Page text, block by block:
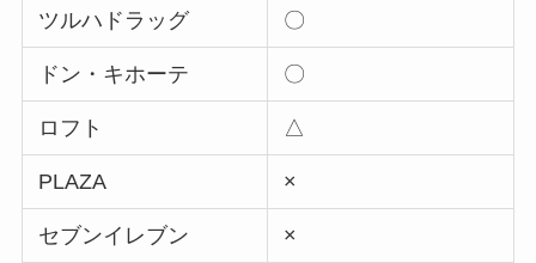
ツルハドラッグ 〇
ドン・キホーテ 〇
ロフト △
PLAZA ×
セブンイレブン ×